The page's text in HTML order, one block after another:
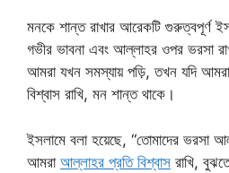
মনকে শান্ত রাখার আরেকটি গুরুত্বপূর্ণ
গভীর ভাবনা এবং আল্লাহর ওপর ভরসা
আমরা যখন সমস্যায় পড়ি, তখন যদি আমরা
বিশ্বাস রাখি, মন শান্ত থাকে।
ইসলামে বলা হয়েছে, “তোমাদের ভরসা
আমরা আল্লাহর প্রতি বিশ্বাস রাখি,